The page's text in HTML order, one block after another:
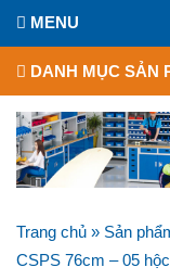
MENU
DANH MỤC SẢN
Trang chủ » Sản
CSPS 76cm – 05